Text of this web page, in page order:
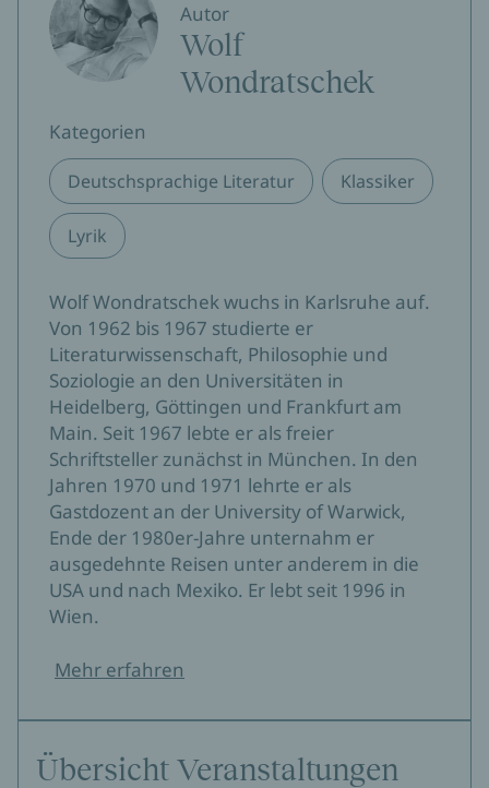
Autor
Wolf
Wondratschek
Kategorien
Deutschsprachige Literatur Klassiker
Lyrik
Wolf Wondratschek wuchs in Karlsruhe auf.
Von 1962 bis 1967 studierte er
Literaturwissenschaft, Philosophie und
Soziologie an den Universitäten in
Heidelberg, Göttingen und Frankfurt am
Main. Seit 1967 lebte er als freier
Schriftsteller zunächst in München. In den
Jahren 1970 und 1971 lehrte er als
Gastdozent an der University of Warwick,
Ende der 1980er-Jahre unternahm er
ausgedehnte Reisen unter anderem in die
USA und nach Mexiko. Er lebt seit 1996 in
Wien.
Mehr erfahren
Übersicht Veranstaltungen